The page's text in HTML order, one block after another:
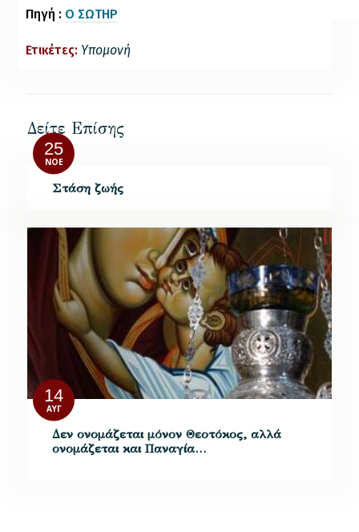
Πηγή : Ο ΣΩΤΗΡ
Ετικέτες: Υπομονή
Δείτε Επίσης
25
ΝΟΈ
Στάση ζωής
14
ΑΥΓ
Δεν ονομάζεται μόνον Θεοτόκος, αλλά
ονομάζεται και Παναγία…